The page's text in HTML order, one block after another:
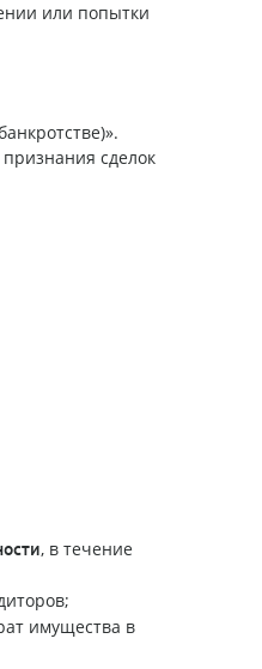
или попытки
сделок
, в течение
имущества в